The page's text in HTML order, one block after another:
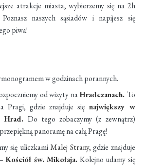
atrakcje miasta, wybierzemy się na 2h
naszych sąsiadów i napijesz się
piwa!
w godzinach porannych.
od wizyty naHradczanach. To
Pragi, gdzie znajduje się największy w
Hrad. Do tego zobaczymy (z zewnątrz)
panoramę na całą Pragę!
się uliczkamiMalej Strany, gdzie znajduje
–Kościół św. Mikołaja.Kolejno udamy się